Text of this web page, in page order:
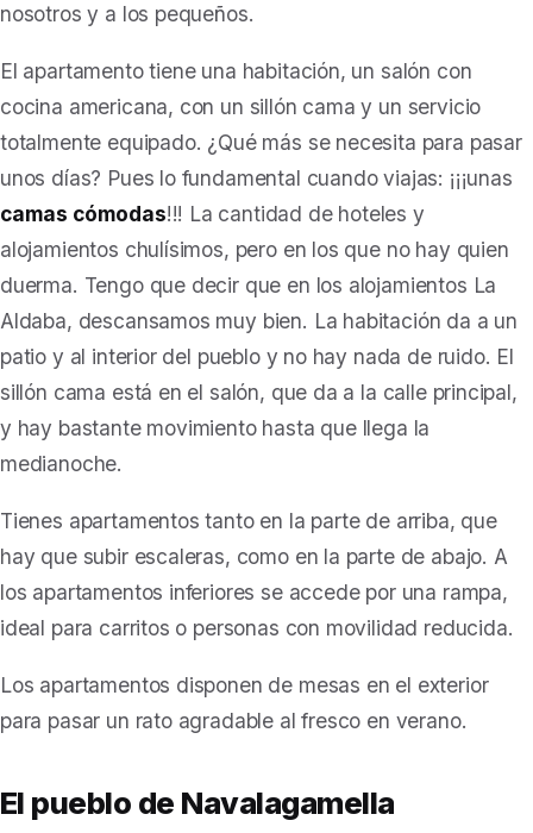
nosotros y a los pequeños.
El apartamento tiene una habitación, un salón con
cocina americana, con un sillón cama y un servicio
totalmente equipado. ¿Qué más se necesita para pasar
unos días? Pues lo fundamental cuando viajas: ¡¡¡unas
camas cómodas!!! La cantidad de hoteles y
alojamientos chulísimos, pero en los que no hay quien
duerma. Tengo que decir que en los alojamientos La
Aldaba, descansamos muy bien. La habitación da a un
patio y al interior del pueblo y no hay nada de ruido. El
sillón cama está en el salón, que da a la calle principal,
y hay bastante movimiento hasta que llega la
medianoche.
Tienes apartamentos tanto en la parte de arriba, que
hay que subir escaleras, como en la parte de abajo. A
los apartamentos inferiores se accede por una rampa,
ideal para carritos o personas con movilidad reducida.
Los apartamentos disponen de mesas en el exterior
para pasar un rato agradable al fresco en verano.
El pueblo de Navalagamella